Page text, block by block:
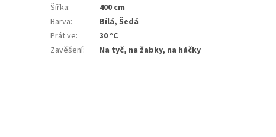
Šířka:
400 cm
Barva:
Bílá, Šedá
Prát ve:
30 °C
Zavěšení: Na tyč, na žabky, na háčky